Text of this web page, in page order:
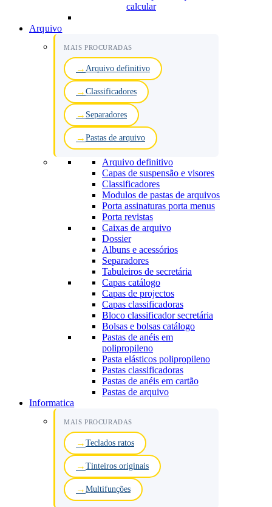
calcular
Arquivo
MAIS PROCURADAS
Arquivo definitivo
Classificadores
Separadores
Pastas de arquivo
Arquivo definitivo
Capas de suspensão e visores
Classificadores
Modulos de pastas de arquivos
Porta assinaturas porta menus
Porta revistas
Caixas de arquivo
Dossier
Albuns e acessórios
Separadores
Tabuleiros de secretária
Capas catálogo
Capas de projectos
Capas classificadoras
Bloco classificador secretária
Bolsas e bolsas catálogo
Pastas de anéis em
polipropileno
Pasta elásticos polipropileno
Pastas classificadoras
Pastas de anéis em cartão
Pastas de arquivo
Informatica
MAIS PROCURADAS
Teclados ratos
Tinteiros originais
Multifunções